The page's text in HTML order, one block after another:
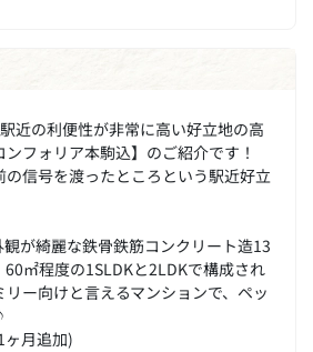
近の利便性が非常に高い好立地の高
フォリア本駒込】のご紹介です！
信号を渡ったところという駅近好立
が綺麗な鉄骨鉄筋コンクリート造13
㎡程度の1SLDKと2LDKで構成され
ー向けと言えるマンションで、ペッ
月追加)